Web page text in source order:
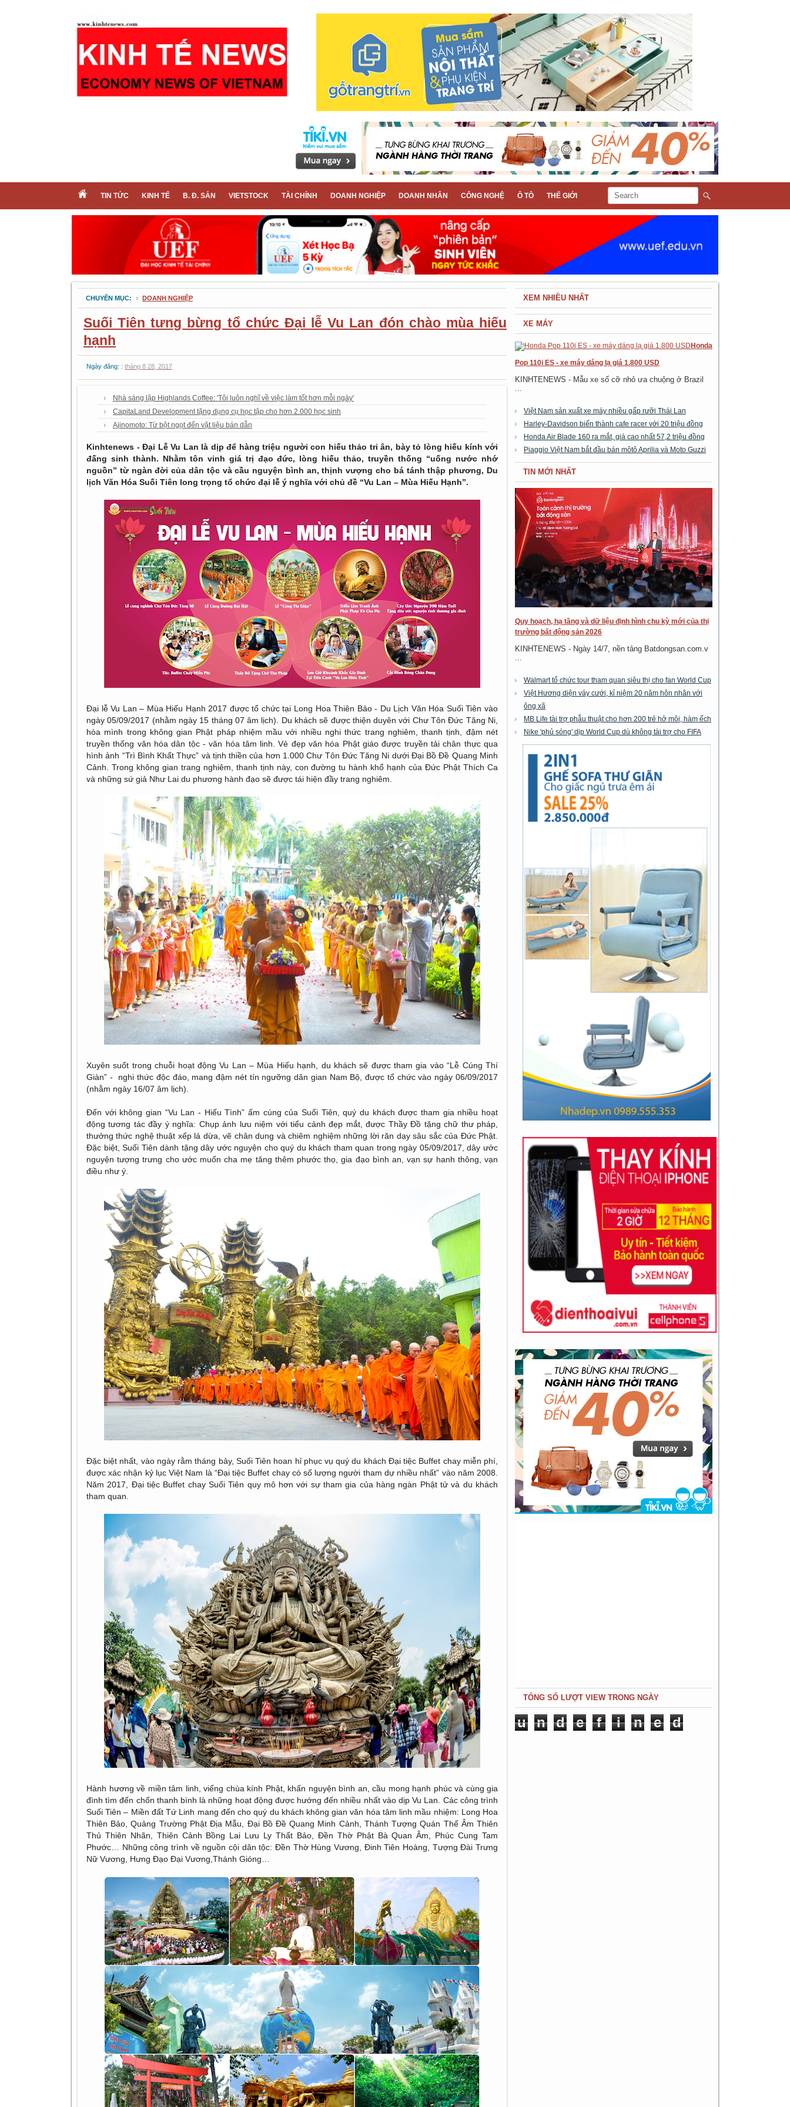
TIN TỨC KINH TẾ B. Đ. SẢN VIETSTOCK TÀI CHÍNH DOANH NGHIỆP DOANH NHÂN CÔNG NGHỆ Ô TÔ THẾ GIỚI
CHUYÊN MỤC: DOANH NGHIỆP
Suối Tiên tưng bừng tổ chức Đại lễ Vu Lan đón chào mùa hiếu
hạnh
Ngày đăng: : tháng 8 28, 2017
Nhà sáng lập Highlands Coffee: 'Tôi luôn nghĩ về việc làm tốt hơn mỗi ngày'
CapitaLand Development tặng dụng cụ học tập cho hơn 2.000 học sinh
Ajinomoto: Từ bột ngọt đến vật liệu bán dẫn
Kinhtenews - Đại Lễ Vu Lan là dịp để hàng triệu người con hiếu thảo tri ân, bày tỏ lòng hiếu kính với
đấng sinh thành. Nhằm tôn vinh giá trị đạo đức, lòng hiếu thảo, truyền thống “uống nước nhớ
nguồn” từ ngàn đời của dân tộc và cầu nguyện bình an, thịnh vượng cho bá tánh thập phương, Du
lịch Văn Hóa Suối Tiên long trọng tổ chức đại lễ ý nghĩa với chủ đề “Vu Lan – Mùa Hiếu Hạnh”.
Đại lễ Vu Lan – Mùa Hiếu Hạnh 2017 được tổ chức tại Long Hoa Thiên Bảo - Du Lịch Văn Hóa Suối Tiên vào
ngày 05/09/2017 (nhằm ngày 15 tháng 07 âm lịch). Du khách sẽ được thiện duyên với Chư Tôn Đức Tăng Ni,
hòa mình trong không gian Phật pháp nhiệm mầu với nhiều nghi thức trang nghiêm, thanh tịnh, đậm nét
truyền thống văn hóa dân tộc - văn hóa tâm linh. Vẻ đẹp văn hóa Phật giáo được truyền tải chân thực qua
hình ảnh “Trì Bình Khất Thực” và tịnh thiền của hơn 1.000 Chư Tôn Đức Tăng Ni dưới Đại Bồ Đề Quang Minh
Cảnh. Trong không gian trang nghiêm, thanh tịnh này, con đường tu hành khổ hạnh của Đức Phật Thích Ca
và những sứ giả Như Lai du phương hành đạo sẽ được tái hiện đầy trang nghiêm.
Xuyên suốt trong chuỗi hoạt động Vu Lan – Mùa Hiếu hạnh, du khách sẽ được tham gia vào “Lễ Cúng Thí
Giàn” - nghi thức độc đáo, mang đậm nét tín ngưỡng dân gian Nam Bộ, được tổ chức vào ngày 06/09/2017
(nhằm ngày 16/07 âm lịch).
Đến với không gian “Vu Lan - Hiếu Tình” ấm cúng của Suối Tiên, quý du khách được tham gia nhiều hoạt
động tương tác đầy ý nghĩa: Chụp ảnh lưu niệm với tiểu cảnh đẹp mắt, được Thầy Đồ tặng chữ thư pháp,
thưởng thức nghệ thuật xếp lá dừa, vẽ chân dung và chiêm nghiệm những lời răn dạy sâu sắc của Đức Phật.
Đặc biệt, Suối Tiên dành tặng dây ước nguyện cho quý du khách tham quan trong ngày 05/09/2017, dây ước
nguyện tượng trưng cho ước muốn cha mẹ tăng thêm phước thọ, gia đạo bình an, vạn sự hanh thông, vạn
điều như ý.
Đặc biệt nhất, vào ngày rằm tháng bảy, Suối Tiên hoan hỉ phục vụ quý du khách Đại tiệc Buffet chay miễn phí,
được xác nhận kỷ lục Việt Nam là “Đại tiệc Buffet chay có số lượng người tham dự nhiều nhất” vào năm 2008.
Năm 2017, Đại tiệc Buffet chay Suối Tiên quy mô hơn với sự tham gia của hàng ngàn Phật tử và du khách
tham quan.
Hành hương về miền tâm linh, viếng chùa kính Phật, khấn nguyện bình an, cầu mong hạnh phúc và cùng gia
đình tìm đến chốn thanh bình là những hoạt động được hướng đến nhiều nhất vào dịp Vu Lan. Các công trình
Suối Tiên – Miền đất Tứ Linh mang đến cho quý du khách không gian văn hóa tâm linh mầu nhiệm: Long Hoa
Thiên Bảo, Quảng Trường Phật Địa Mẫu, Đại Bồ Đề Quang Minh Cảnh, Thánh Tượng Quán Thế Âm Thiên
Thủ Thiên Nhãn, Thiên Cảnh Bồng Lai Lưu Ly Thất Bảo, Đền Thờ Phật Bà Quan Âm, Phúc Cung Tam
Phước… Những công trình về nguồn cội dân tộc: Đền Thờ Hùng Vương, Đinh Tiên Hoàng, Tượng Đài Trưng
Nữ Vương, Hưng Đạo Đại Vương,Thánh Gióng…
XEM NHIỀU NHẤT
XE MÁY
Honda
Pop 110i ES - xe máy dáng lạ giá 1.800 USD
KINHTENEWS - Mẫu xe số cỡ nhỏ ưa chuộng ở Brazil
...
Việt Nam sản xuất xe máy nhiều gấp rưỡi Thái Lan
Harley-Davidson biến thành cafe racer với 20 triệu đồng
Honda Air Blade 160 ra mắt, giá cao nhất 57,2 triệu đồng
Piaggio Việt Nam bắt đầu bán môtô Aprilia và Moto Guzzi
TIN MỚI NHẤT
Quy hoạch, hạ tầng và dữ liệu định hình chu kỳ mới của thị
trường bất động sản 2026
KINHTENEWS - Ngày 14/7, nền tảng Batdongsan.com.v
...
Walmart tổ chức tour tham quan siêu thị cho fan World Cup
Việt Hương diện váy cưới, kỉ niệm 20 năm hôn nhân với
ông xã
MB Life tài trợ phẫu thuật cho hơn 200 trẻ hở môi, hàm ếch
Nike 'phủ sóng' dịp World Cup dù không tài trợ cho FIFA
TỔNG SỐ LƯỢT VIEW TRONG NGÀY
u n d e f i n e d